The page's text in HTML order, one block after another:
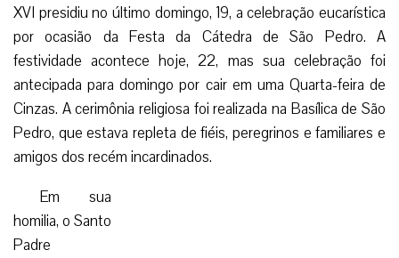
XVI presidiu no último domingo, 19, a celebração eucarística
por ocasião da Festa da Cátedra de São Pedro. A
festividade acontece hoje, 22, mas sua celebração foi
antecipada para domingo por cair em uma Quarta-feira de
Cinzas. A cerimônia religiosa foi realizada na Basílica de São
Pedro, que estava repleta de fiéis, peregrinos e familiares e
amigos dos recém incardinados.
Em sua
homilia, o Santo
Padre